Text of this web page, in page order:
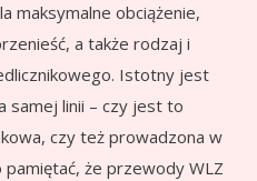
maksymalne obciążenie,
a także rodzaj i
Istotny jest
samej linii – czy jest to
czy też prowadzona w
pamiętać, że przewody WLZ